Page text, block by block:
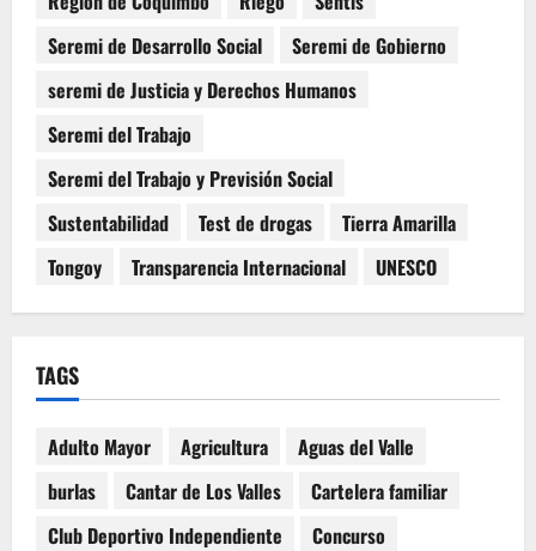
Seremi de Desarrollo Social
Seremi de Gobierno
seremi de Justicia y Derechos Humanos
Seremi del Trabajo
Seremi del Trabajo y Previsión Social
Sustentabilidad
Test de drogas
Tierra Amarilla
Tongoy
Transparencia Internacional UNESCO
TAGS
Adulto Mayor Agricultura
Aguas del Valle
burlas
Cantar de Los Valles
Cartelera familiar
Club Deportivo Independiente
Concurso